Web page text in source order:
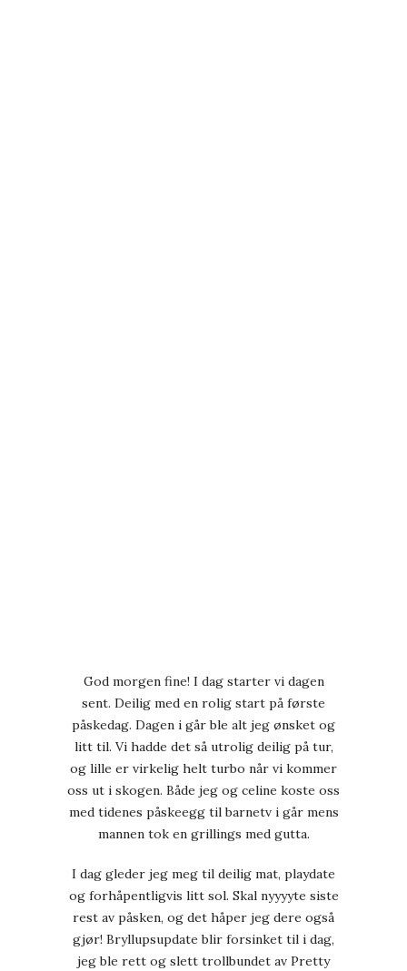
God morgen fine! I dag starter vi dagen
sent. Deilig med en rolig start på første
påskedag. Dagen i går ble alt jeg ønsket og
litt til. Vi hadde det så utrolig deilig på tur,
og lille er virkelig helt turbo når vi kommer
oss ut i skogen. Både jeg og celine koste oss
med tidenes påskeegg til barnetv i går mens
mannen tok en grillings med gutta.
I dag gleder jeg meg til deilig mat, playdate
og forhåpentligvis litt sol. Skal nyyyyte siste
rest av påsken, og det håper jeg dere også
gjør! Bryllupsupdate blir forsinket til i dag,
jeg ble rett og slett trollbundet av Pretty